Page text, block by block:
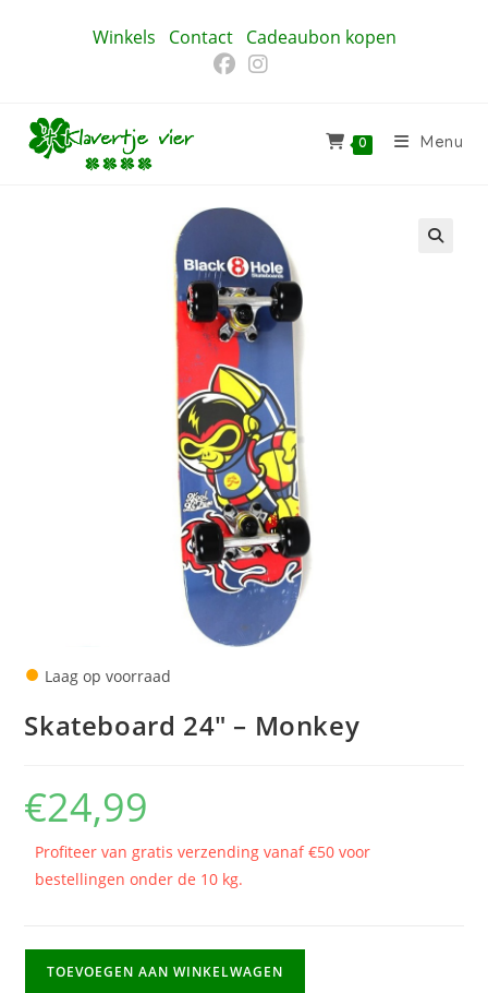
Winkels Contact Cadeaubon kopen
0 Menu
● Laag op voorraad
Skateboard 24″ – Monkey
€24,99
Profiteer van gratis verzending vanaf €50 voor
bestellingen onder de 10 kg.
TOEVOEGEN AAN WINKELWAGEN